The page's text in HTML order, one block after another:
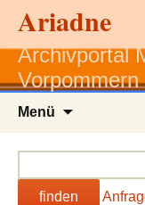
Ariadne
Archivportal
Vorpommern
Menü
finden